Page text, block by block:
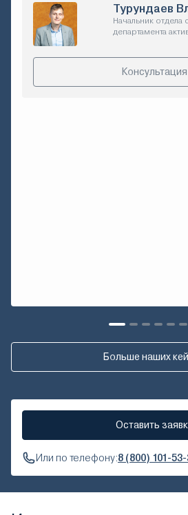
Турундаев
Начальник отдела
департамента
Консультация
Больше наших
Оставить
Или по телефону:8 (800) 101-